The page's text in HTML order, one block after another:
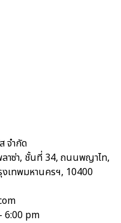
จำกัด
าซ่า, ชั้นที่ 34, ถนนพญาไท,
งเทพมหานครฯ, 10400
6:00 pm